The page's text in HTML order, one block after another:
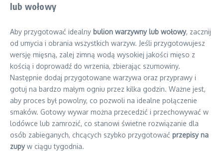
lub wołowy
Aby przygotować idealny bulion warzywny lub wołowy, zacznij
od umycia i obrania wszystkich warzyw. Jeśli przygotowujesz
wersję mięsną, zalej zimną wodą wysokiej jakości mięso z
kością i doprowadź do wrzenia, zbierając szumowiny.
Następnie dodaj przygotowane warzywa oraz przyprawy i
gotuj na bardzo małym ogniu przez kilka godzin. Ważne jest,
aby proces był powolny, co pozwoli na idealne połączenie
smaków. Gotowy wywar można przecedzić i przechowywać w
lodówce lub zamrozić, co stanowi świetne rozwiązanie dla
osób zabieganych, chcących szybko przygotować przepisy na
zupyw ciągu tygodnia.